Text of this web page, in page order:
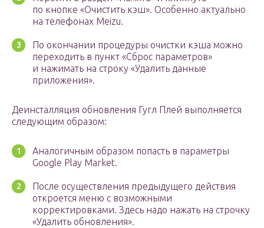
по кнопке «Очистить кэш». Особенно актуально
на телефонах Meizu.
По окончании процедуры очистки кэша можно
переходить в пункт «Сброс параметров»
и нажимать на строку «Удалить данные
приложения».
Деинсталляция обновления Гугл Плей выполняется
следующим образом:
Аналогичным образом попасть в параметры
Google Play Market.
После осуществления предыдущего действия
откроется меню с возможными
корректировками. Здесь надо нажать на строчку
«Удалить обновления».